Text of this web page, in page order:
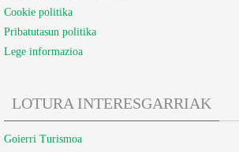
Cookie politika
Pribatutasun politika
Lege informazioa
LOTURA INTERESGARRIAK
Goierri Turismoa